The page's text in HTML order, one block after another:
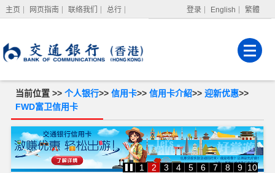
主页 网页指南 联络我们 总行 登录 English 繁體
当前位置 >> 个人银行>> 信用卡>> 信用卡介紹>> 迎新优惠>>
FWD富卫信用卡
1 2 3 4 5 6 7 8 9 10